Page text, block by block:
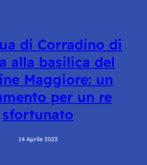
di Corradino di
alla basilica del
Maggiore: un
per un re
sfortunato
14 Aprile 2023